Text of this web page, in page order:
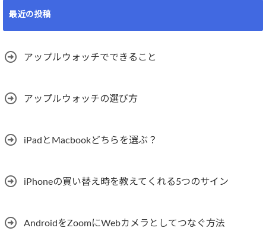
最近の投稿
アップルウォッチでできること
アップルウォッチの選び方
iPadとMacbookどちらを選ぶ？
iPhoneの買い替え時を教えてくれる5つのサイン
AndroidをZoomにWebカメラとしてつなぐ方法